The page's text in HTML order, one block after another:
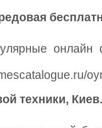
техники, Киев.